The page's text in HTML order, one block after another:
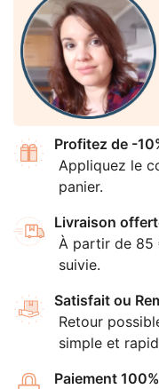
Profitez de -
Appliquez le
panier.
Livraison
À partir de 85
suivie.
Satisfait ou
Retour
simple et
Paiement